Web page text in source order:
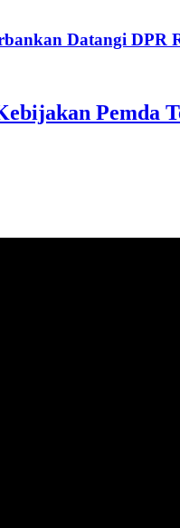
Datangi DPR
Pemda